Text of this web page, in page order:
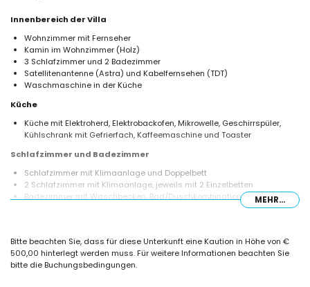
Innenbereich der Villa
Wohnzimmer mit Fernseher
Kamin im Wohnzimmer (Holz)
3 Schlafzimmer und 2 Badezimmer
Satellitenantenne (Astra) und Kabelfernsehen (TDT)
Waschmaschine in der Küche
Küche
Küche mit Elektroherd, Elektrobackofen, Mikrowelle, Geschirrspüler,
Kühlschrank mit Gefrierfach, Kaffeemaschine und Toaster
Schlafzimmer und Badezimmer
Schlafzimmer mit Klimaanlage und Doppelbett
2 Schlafzimmer mit Klimaanlage, jeweils mit 2 Einzelbetten
Badezimmer mit Waschbecken, Bad/Duschkombination, Bidet und
Außenbereich der Villa
eingezäuntes Grundstück
oval geformter privater Pool mit den Maßen 8m x 4m und 2m tief
MEHR...
Bitte beachten Sie, dass für diese Unterkunft eine Kaution in Höhe von €
500,00 hinterlegt werden muss. Für weitere Informationen beachten Sie
bitte die Buchungsbedingungen.